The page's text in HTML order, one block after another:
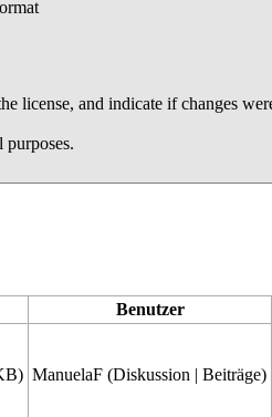
and indicate if changes
Benutzer
ManuelaF (Diskussion |Beiträge)